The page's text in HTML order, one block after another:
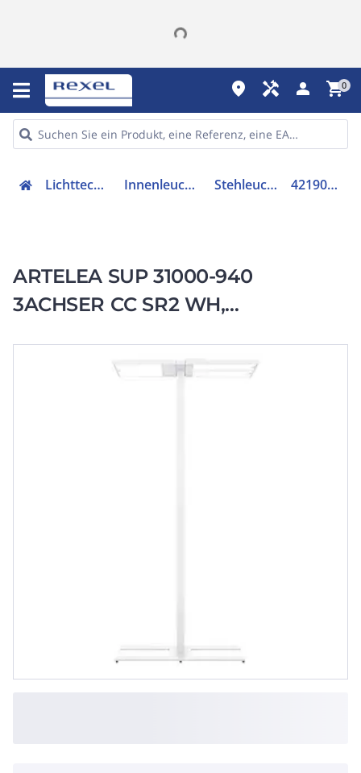
place handyman person shopping_cart0
Lichttechnik Innenleuchten Stehleuchte 42190022
ARTELEA SUP 31000-940
3ACHSER CC SR2 WH,
Dreiachserarbeitsplatz